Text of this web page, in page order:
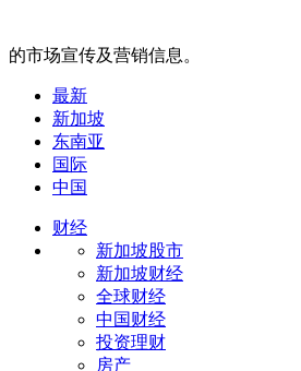
的市场宣传及营销信息。
最新
新加坡
东南亚
国际
中国
财经
新加坡股市
新加坡财经
全球财经
中国财经
投资理财
房产